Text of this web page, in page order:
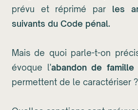
prévu et réprimé par les
suivants du Code pénal.
Mais de quoi parle-t-on
évoque l'abandon de famille
permettent de le caractériser ?